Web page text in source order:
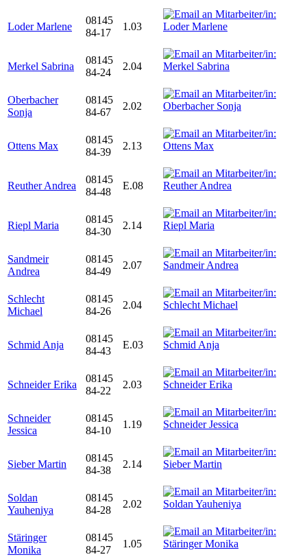
Loder Marlene
08145
84-17
1.03
Merkel Sabrina
08145
84-24
2.04
Oberbacher
Sonja
08145
84-67
2.02
Ottens Max
08145
84-39
2.13
Reuther Andrea
08145
84-48
E.08
Riepl Maria
08145
84-30
2.14
Sandmeir
Andrea
08145
84-49
2.07
Schlecht
Michael
08145
84-26
2.04
Schmid Anja
08145
84-43
E.03
Schneider Erika
08145
84-22
2.03
Schneider
Jessica
08145
84-10
1.19
Sieber Martin
08145
84-38
2.14
Soldan
Yauheniya
08145
84-28
2.02
Stäringer
Monika
08145
84-27
1.05